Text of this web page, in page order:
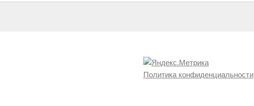
Политика конфиденциальности